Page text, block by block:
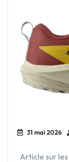
31 mai 2026
Article sur